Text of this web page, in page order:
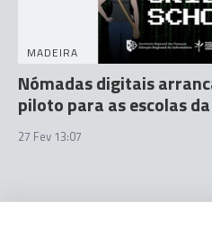
MADEIRA
Nómadas digitais
piloto para as escolas
27 Fev 13:07